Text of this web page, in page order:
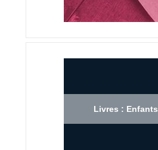
Livres : Enfants